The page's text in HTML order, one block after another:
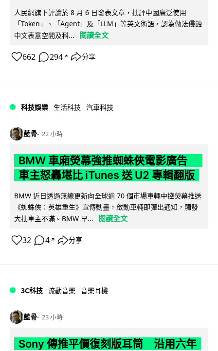
人民網旗下評論於 8 月 6 日發表文章，批評中國廣泛使用
「Token」、「Agent」及「LLM」等英文術語，認為做法侵蝕
中文表意空間及科...
閱讀全文
662 294 ↗ 分享
科技娛樂 生活科技 汽車科技
藍骨 22 小時
BMW 車廂熒幕強推蜘蛛俠電影廣告
車主怒轟堪比 iTunes 送 U2 專輯翻版
BMW 近日透過無線更新向全球逾 70 個市場車輛中控熒幕推送
《蜘蛛俠：英雄重生》宣傳動畫，啟動車輛即彈出通知，觸發
大批車主不滿。BMW 早...
閱讀全文
32 4 ↗ 分享
3C科技 流動音樂 音樂耳機
藍骨 23 小時
Sony 傳推平價復刻版耳筒 沿用六年